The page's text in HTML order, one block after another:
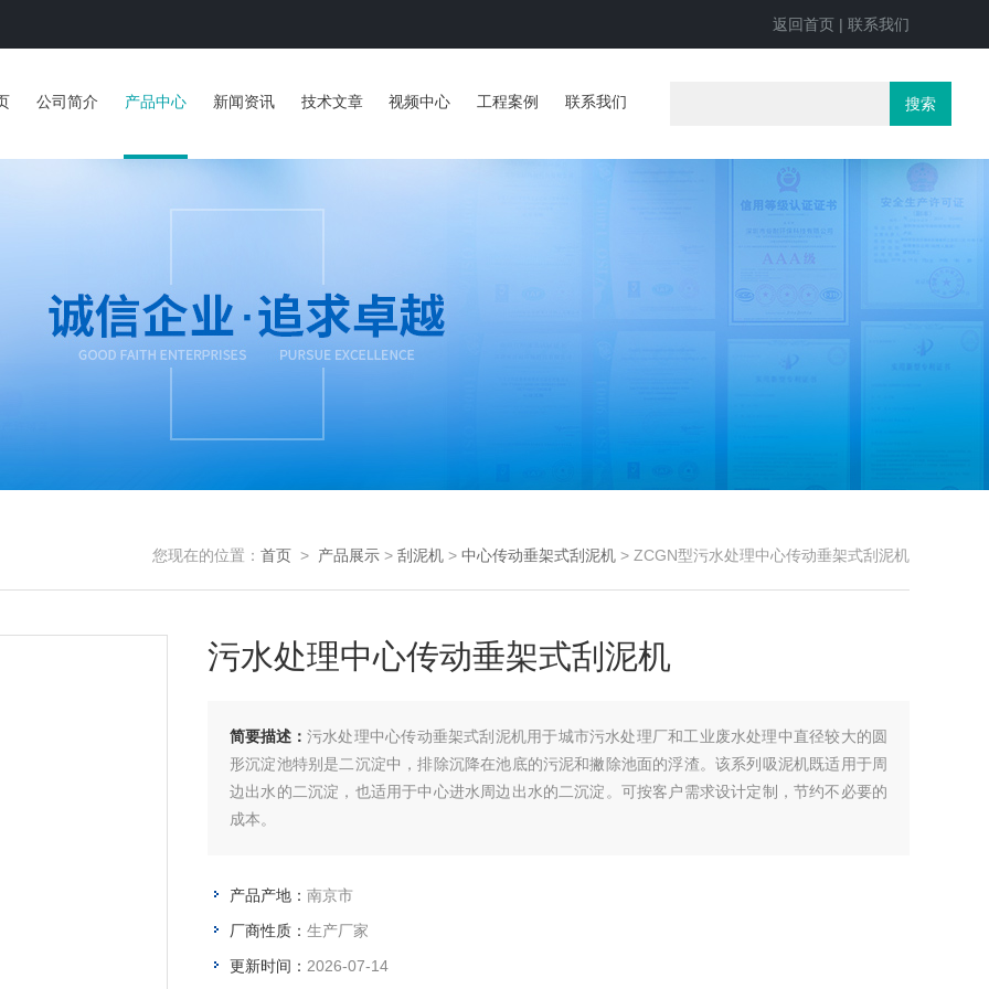
返回首页 | 联系我们
公司简介 产品中心 新闻资讯 技术文章 视频中心 工程案例 联系我们
您现在的位置： 首页 > 产品展示 > 刮泥机 > 中心传动垂架式刮泥机 > ZCGN型污水处理中心传动垂架式刮泥机
污水处理中心传动垂架式刮泥机
简要描述： 污水处理中心传动垂架式刮泥机用于城市污水处理厂和工业废水处理中直径较大的圆
形沉淀池特别是二沉淀中，排除沉降在池底的污泥和撇除池面的浮渣。该系列吸泥机既适用于周
边出水的二沉淀，也适用于中心进水周边出水的二沉淀。可按客户需求设计定制，节约不必要的
成本。
产品产地： 南京市
厂商性质： 生产厂家
更新时间： 2026-07-14